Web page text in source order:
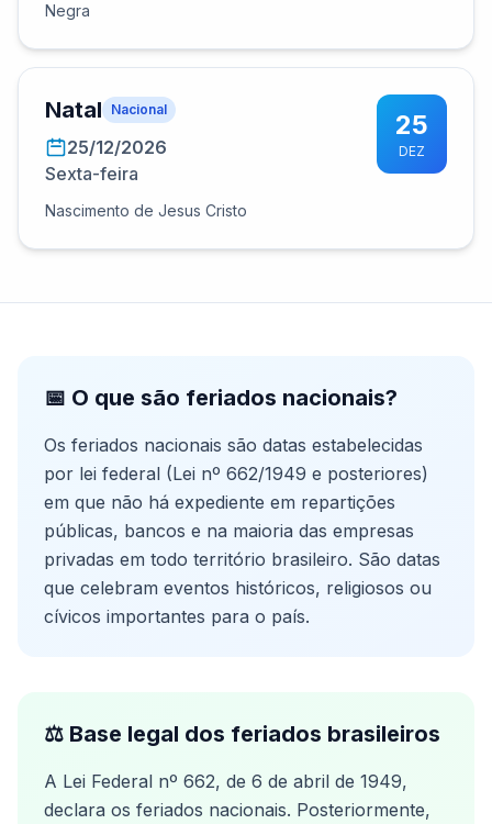
Negra
Natal Nacional
25/12/2026
Sexta-feira
Nascimento de Jesus Cristo
25
DEZ
📅 O que são feriados nacionais?
Os feriados nacionais são datas estabelecidas
por lei federal (Lei nº 662/1949 e posteriores)
em que não há expediente em repartições
públicas, bancos e na maioria das empresas
privadas em todo território brasileiro. São datas
que celebram eventos históricos, religiosos ou
cívicos importantes para o país.
⚖️ Base legal dos feriados brasileiros
A Lei Federal nº 662, de 6 de abril de 1949,
declara os feriados nacionais. Posteriormente,